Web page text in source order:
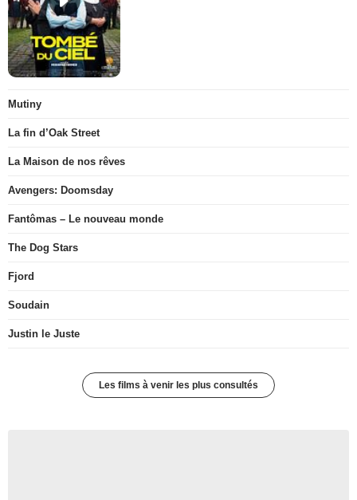
Mutiny
La fin d’Oak Street
La Maison de nos rêves
Avengers: Doomsday
Fantômas – Le nouveau monde
The Dog Stars
Fjord
Soudain
Justin le Juste
Les films à venir les plus consultés